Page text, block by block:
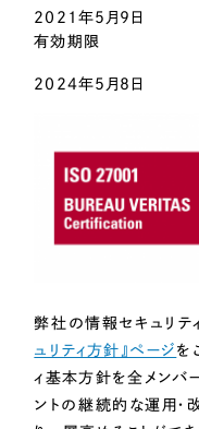
採用サイト
ECサイト制作
ブランドサイ
リープ・プロ
SEO対策によるア
キャンペーン
その他
オプション
お客様インタ
リープ・リ
2021年5月9日
有効期限
2024年5月8日
弊社の情報セキュリテ
ュリティ方針』ページ を
ィ基本方針を全メンバ
ントの継続的な運用・